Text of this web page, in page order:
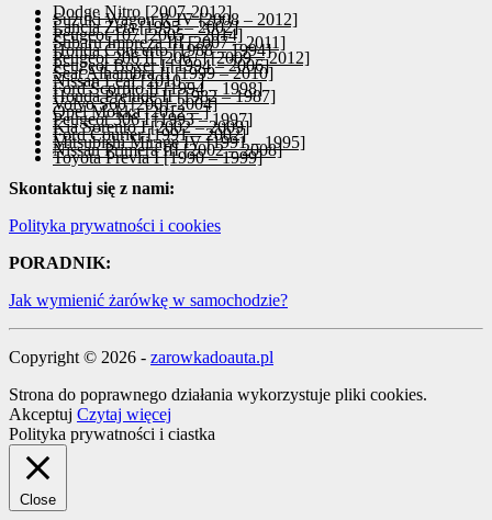
Dodge Nitro [2007-2012]
Suzuki Wagon R IV [2008 – 2012]
Lancia Zeta [1995 – 2002]
Peugeot 107 [2005 – 2014]
Subaru Impreza III [2007 – 2011]
Honda Concerto [1988 – 1994]
Peugeot 206 II [206+] [2009 – 2012]
Peugeot Boxer I [1994 – 2006]
Seat Alhambra II [1999 – 2010]
Nissan Leaf [2010 – ]
Ford Scorpio II [1994 – 1998]
Honda Prelude II [1982 – 1987]
Volvo S60 [2001-2004]
Opel Mokka [2012 – ]
Peugeot 306 I [1993 – 1997]
Kia Sorento I [2002 – 2009]
Ford Courier [1991 – 2002]
Mitsubishi Mirage IV [1991 – 1995]
Nissan Primera III [2002 – 2008]
Toyota Previa I [1990 – 1999]
Skontaktuj się z nami:
Polityka prywatności i cookies
PORADNIK:
Jak wymienić żarówkę w samochodzie?
Copyright © 2026 - zarowkadoauta.pl
Strona do poprawnego działania wykorzystuje pliki cookies.
Akceptuj Czytaj więcej
Polityka prywatności i ciastka
Close